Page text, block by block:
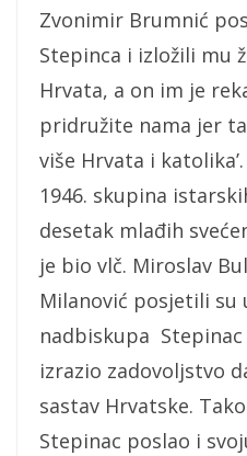
Zvonimir Brumnić
Stepinca i izložili mu
Hrvata, a on im je
pridružite nama jer
više Hrvata i
1946. skupina
desetak mlađih
je bio vlč. Miroslav
Milanović posjetili su
nadbiskupa
izrazio zadovoljstvo
sastav Hrvatske.
Stepinac poslao i